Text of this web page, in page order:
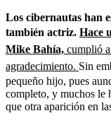
Los cibernautas han
también actriz. Hace
Mike Bahía, cumplió
agradecimiento. Sin
pequeño hijo, pues
completo, y muchos le
que otra aparición en